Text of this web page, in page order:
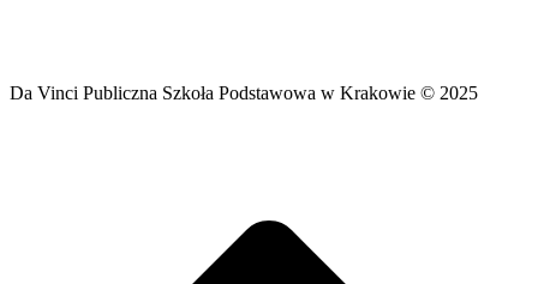
Da Vinci Publiczna Szkoła Podstawowa w Krakowie © 2025